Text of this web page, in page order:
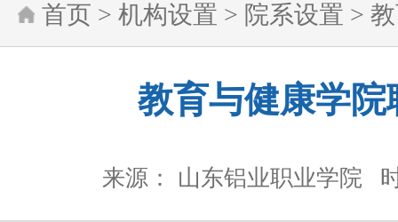
首页 > 机构设置 > 院系设置 >
教育与健康学院
来源： 山东铝业职业学院